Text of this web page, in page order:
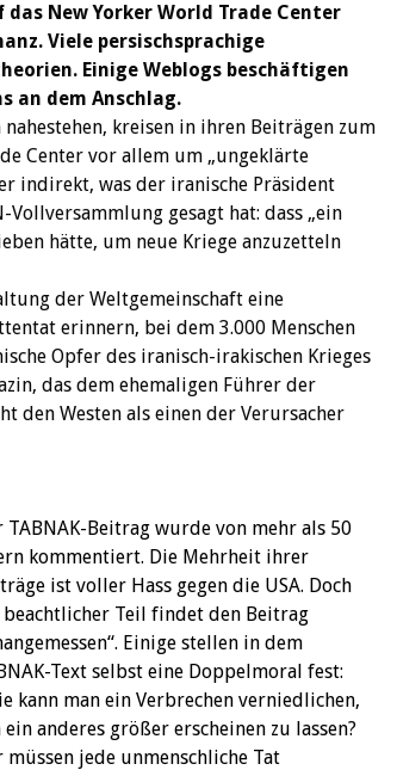
New Yorker World Trade Center
Viele persischsprachige
Einige Weblogs beschäftigen
an dem Anschlag.
kreisen in ihren Beiträgen zum
Center vor allem um „ungeklärte
indirekt, was der iranische Präsident
gesagt hat: dass „ein
hätte, um neue Kriege anzuzetteln
der Weltgemeinschaft eine
erinnern, bei dem 3.000 Menschen
Opfer des iranisch-irakischen Krieges
das dem ehemaligen Führer der
den Westen als einen der Verursacher
TABNAK-Beitrag wurde von mehr als 50
kommentiert. Die Mehrheit ihrer
ist voller Hass gegen die USA. Doch
beachtlicher Teil findet den Beitrag
Einige stellen in dem
Text selbst eine Doppelmoral fest:
kann man ein Verbrechen verniedlichen,
ein anderes größer erscheinen zu lassen?
müssen jede unmenschliche Tat